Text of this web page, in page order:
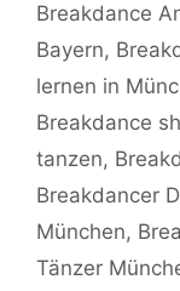
Breakdance
Bayern,
lernen in
Breakdance
tanzen,
Breakdancer
München,
Tänzer